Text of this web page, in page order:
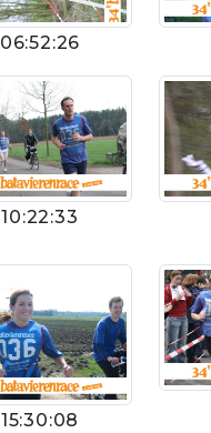
06:52:26
10:22:33
15:30:08